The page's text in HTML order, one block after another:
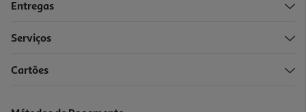
Entregas
Serviços
Cartões